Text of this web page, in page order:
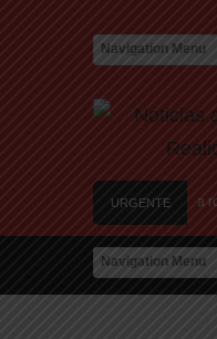
URGENTE
nuevas estafas laborales para
nuevos centros de datos en